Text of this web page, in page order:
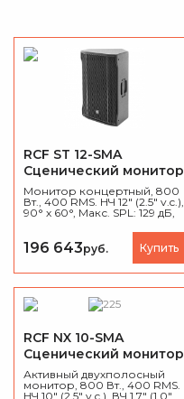
RCF ST 12-SMA
Сценический монитор
Монитор концертный, 800
Вт., 400 RMS. НЧ 12" (2.5" v.c.),
90° х 60°, Макс. SPL: 129 дБ,
балтийская береза, вес 18
кг.
196 643руб. Купить
RCF NX 10-SMA
Сценический монитор
Активный двухполосный
монитор, 800 Вт., 400 RMS.
НЧ 10" (2.5" v.c.), ВЧ 1.7" (1.0"